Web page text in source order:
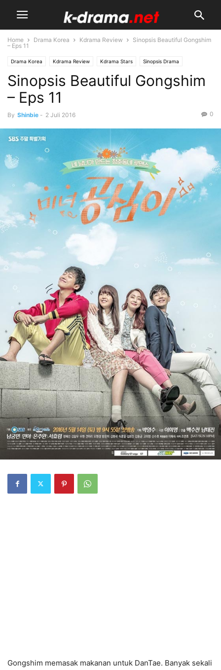
Home Drama Korea Kdrama Review
Sinopsis Beautiful Gongshim
– Eps 11
Drama Korea Kdrama Review Kdrama Stars Sinopsis Drama
Upcoming Kdrama
Sinopsis Beautiful Gongshim
– Eps 11
By Shinbie - 2 Juli 2016 0
Gongshim memasak makanan untuk DanTae. Banyak sekali